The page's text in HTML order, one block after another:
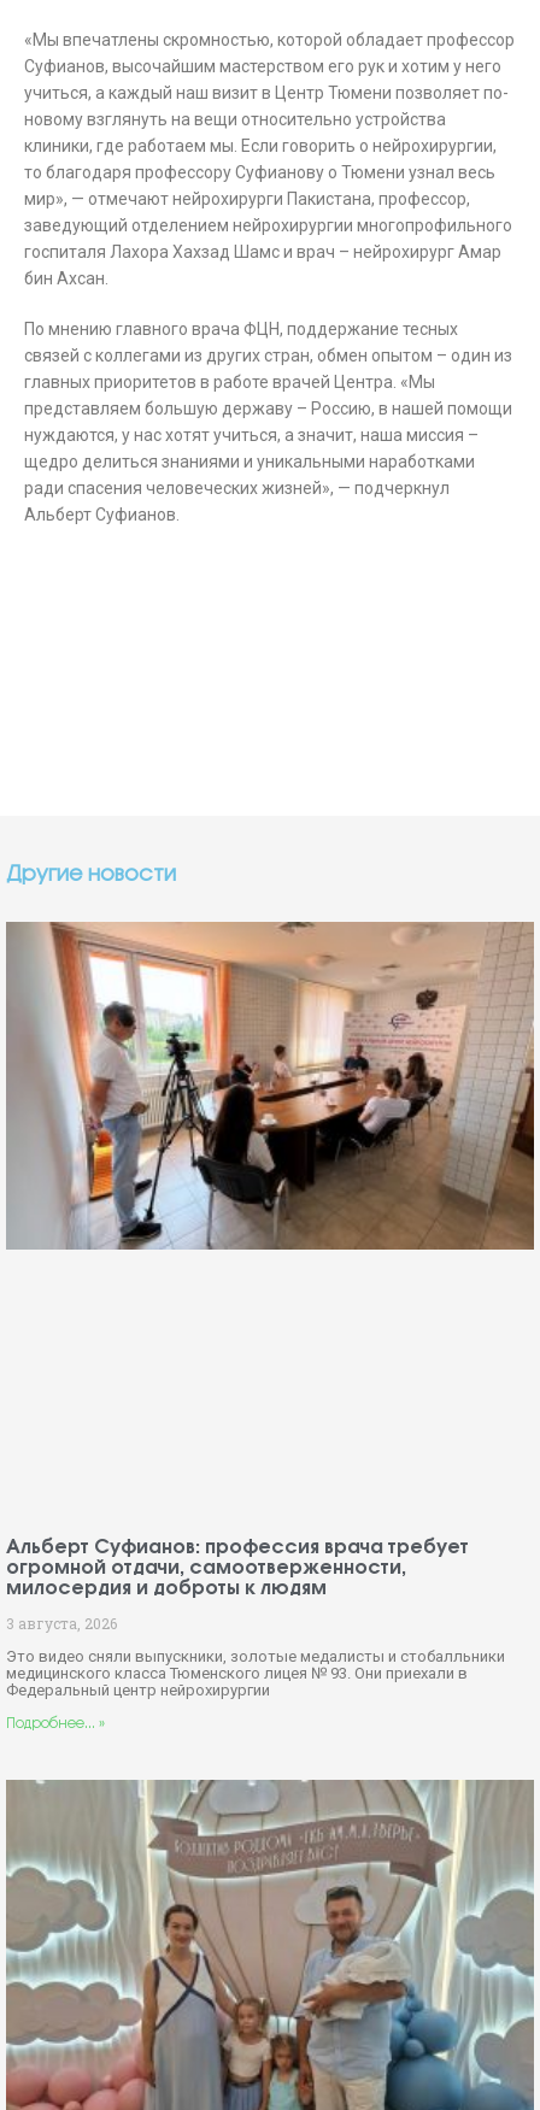
«Мы впечатлены скромностью, которой обладает профессор
Суфианов, высочайшим мастерством его рук и хотим у него
учиться, а каждый наш визит в Центр Тюмени позволяет по-
новому взглянуть на вещи относительно устройства
клиники, где работаем мы. Если говорить о нейрохирургии,
то благодаря профессору Суфианову о Тюмени узнал весь
мир», — отмечают нейрохирурги Пакистана, профессор,
заведующий отделением нейрохирургии многопрофильного
госпиталя Лахора Хахзад Шамс и врач – нейрохирург Амар
бин Ахсан.
По мнению главного врача ФЦН, поддержание тесных
связей с коллегами из других стран, обмен опытом – один из
главных приоритетов в работе врачей Центра. «Мы
представляем большую державу – Россию, в нашей помощи
нуждаются, у нас хотят учиться, а значит, наша миссия –
щедро делиться знаниями и уникальными наработками
ради спасения человеческих жизней», — подчеркнул
Альберт Суфианов.
Подробнее... »